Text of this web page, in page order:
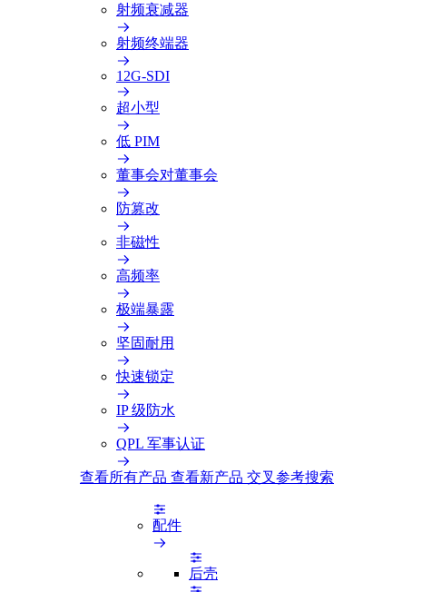
射频衰减器
射频终端器
12G-SDI
超小型
低 PIM
董事会对董事会
防篡改
非磁性
高频率
极端暴露
坚固耐用
快速锁定
IP 级防水
QPL 军事认证
查看所有产品 查看新产品 交叉参考搜索
配件
后壳